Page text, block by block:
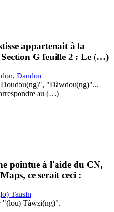
appartenait à la
G feuille 2 : Le (…)
Daudon
"Dàwdou(ng)"...
au (…)
pointue à l'aide du CN,
ce serait ceci :
Tausin
"(lou) Tàwzi(ng)".